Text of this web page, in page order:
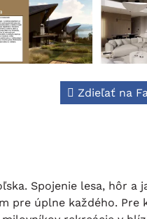
Zdieľať na
Spojenie lesa, hôr a
pre úplne každého. Pre